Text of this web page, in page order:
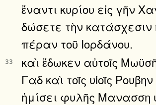
ἔναντι κυρίου εἰς γῆν
δώσετε τὴν κατάσχεσιν
πέραν τοῦ Ιορδάνου.
33
καὶ ἔδωκεν αὐτοῖς
Γαδ καὶ τοῖς υἱοῖς
ἡμίσει φυλῆς Μανασση